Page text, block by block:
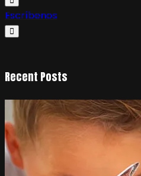
Escríbenos
Recent Posts